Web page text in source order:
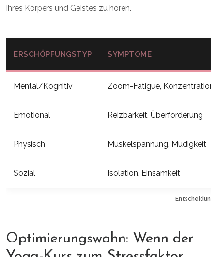
Ihres Körpers und Geistes zu hören.
ERSCHÖPFUNGSTYP SYMPTOME
Mental/Kognitiv Zoom-Fatigue,
Emotional Reizbarkeit, Überforderung
Physisch Muskelspannung, Müdigkeit
Sozial Isolation, Einsamkeit
Optimierungswahn: Wenn der